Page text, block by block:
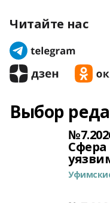
Читайте нас
Выбор